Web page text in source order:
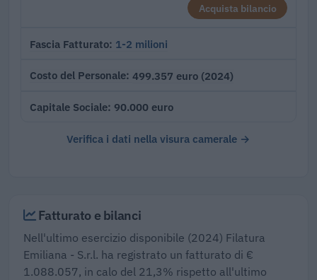
Acquista bilancio
Fascia Fatturato 1-2 milioni
Costo del Personale 499.357 euro (2024)
Capitale Sociale 90.000 euro
Verifica i dati nella visura camerale →
Fatturato e bilanci
Nell'ultimo esercizio disponibile (2024) Filatura
Emiliana - S.r.l. ha registrato un fatturato di €
1.088.057, in calo del 21,3% rispetto all'ultimo